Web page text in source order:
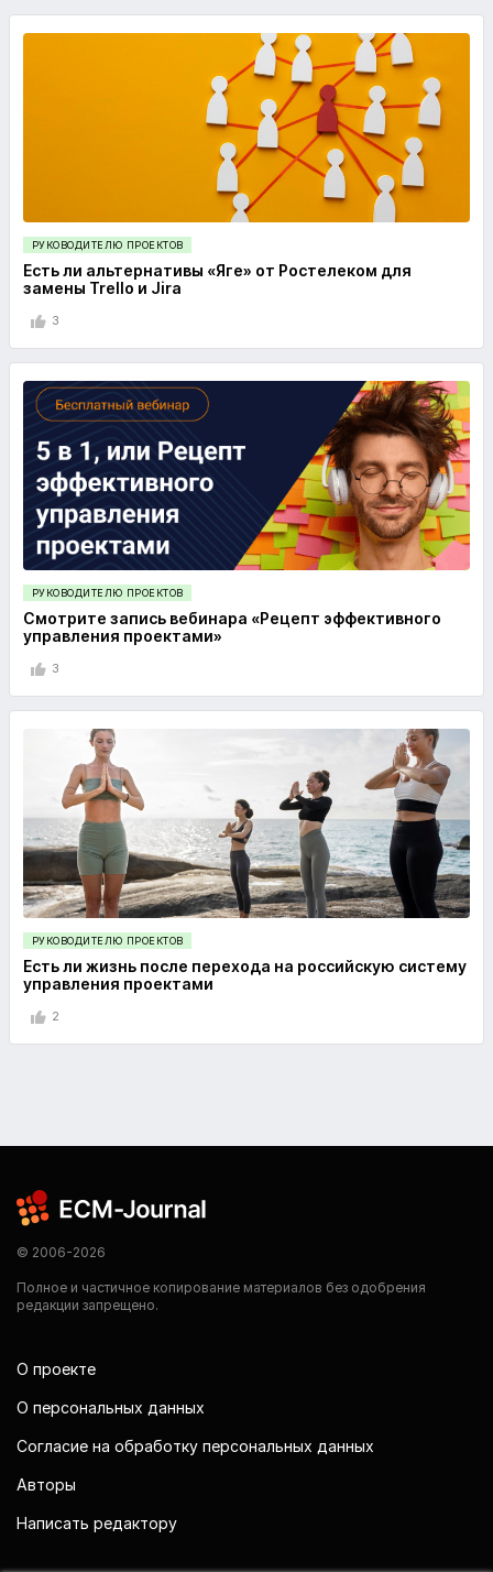
РУКОВОДИТЕЛЮ ПРОЕКТОВ
Есть ли альтернативы «Яге» от Ростелеком для
замены Trello и Jira
3
РУКОВОДИТЕЛЮ ПРОЕКТОВ
Смотрите запись вебинара «Рецепт эффективного
управления проектами»
3
РУКОВОДИТЕЛЮ ПРОЕКТОВ
Есть ли жизнь после перехода на российскую систему
управления проектами
2
© 2006-2026
Полное и частичное копирование материалов без одобрения
редакции запрещено.
О проекте
О персональных данных
Согласие на обработку персональных данных
Авторы
Написать редактору